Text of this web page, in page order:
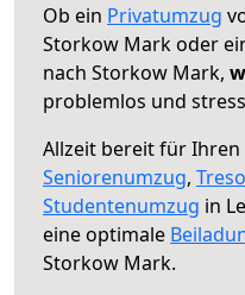
Ob ein Privatumzug
Storkow Mark oder
nach Storkow Mark,
problemlos und
Allzeit bereit für Ihren
Seniorenumzug,
Studentenumzug in
eine optimale
Storkow Mark.